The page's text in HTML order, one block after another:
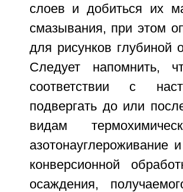
слоев и добиться их
смазывания, при этом
для рисунков
Следует напомнить,
соответствии с
подвергать до или
видам
конверсионной
осаждения,